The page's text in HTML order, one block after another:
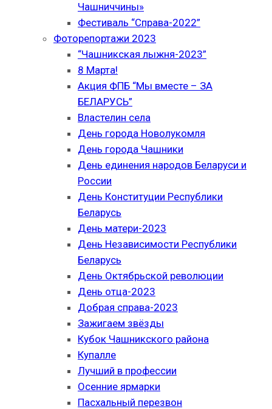
Чашниччины»
Фестиваль “Справа-2022”
Фоторепортажи 2023
“Чашникская лыжня-2023”
8 Марта!
Акция ФПБ “Мы вместе – ЗА
БЕЛАРУСЬ”
Властелин села
День города Новолукомля
День города Чашники
День единения народов Беларуси и
России
День Конституции Республики
Беларусь
День матери-2023
День Независимости Республики
Беларусь
День Октябрьской революции
День отца-2023
Добрая справа-2023
Зажигаем звёзды
Кубок Чашникского района
Купалле
Лучший в профессии
Осенние ярмарки
Пасхальный перезвон